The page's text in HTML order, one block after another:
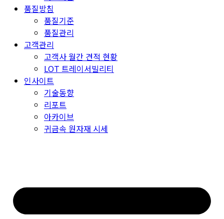
품질방침
품질기준
품질관리
고객관리
고객사 월간 견적 현황
LOT 트레이서빌리티
인사이트
기술동향
리포트
아카이브
귀금속 원자재 시세